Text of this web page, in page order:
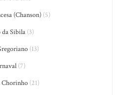
(Chanson)(5)
da Sibila(3)
(13)
(7)
(21)